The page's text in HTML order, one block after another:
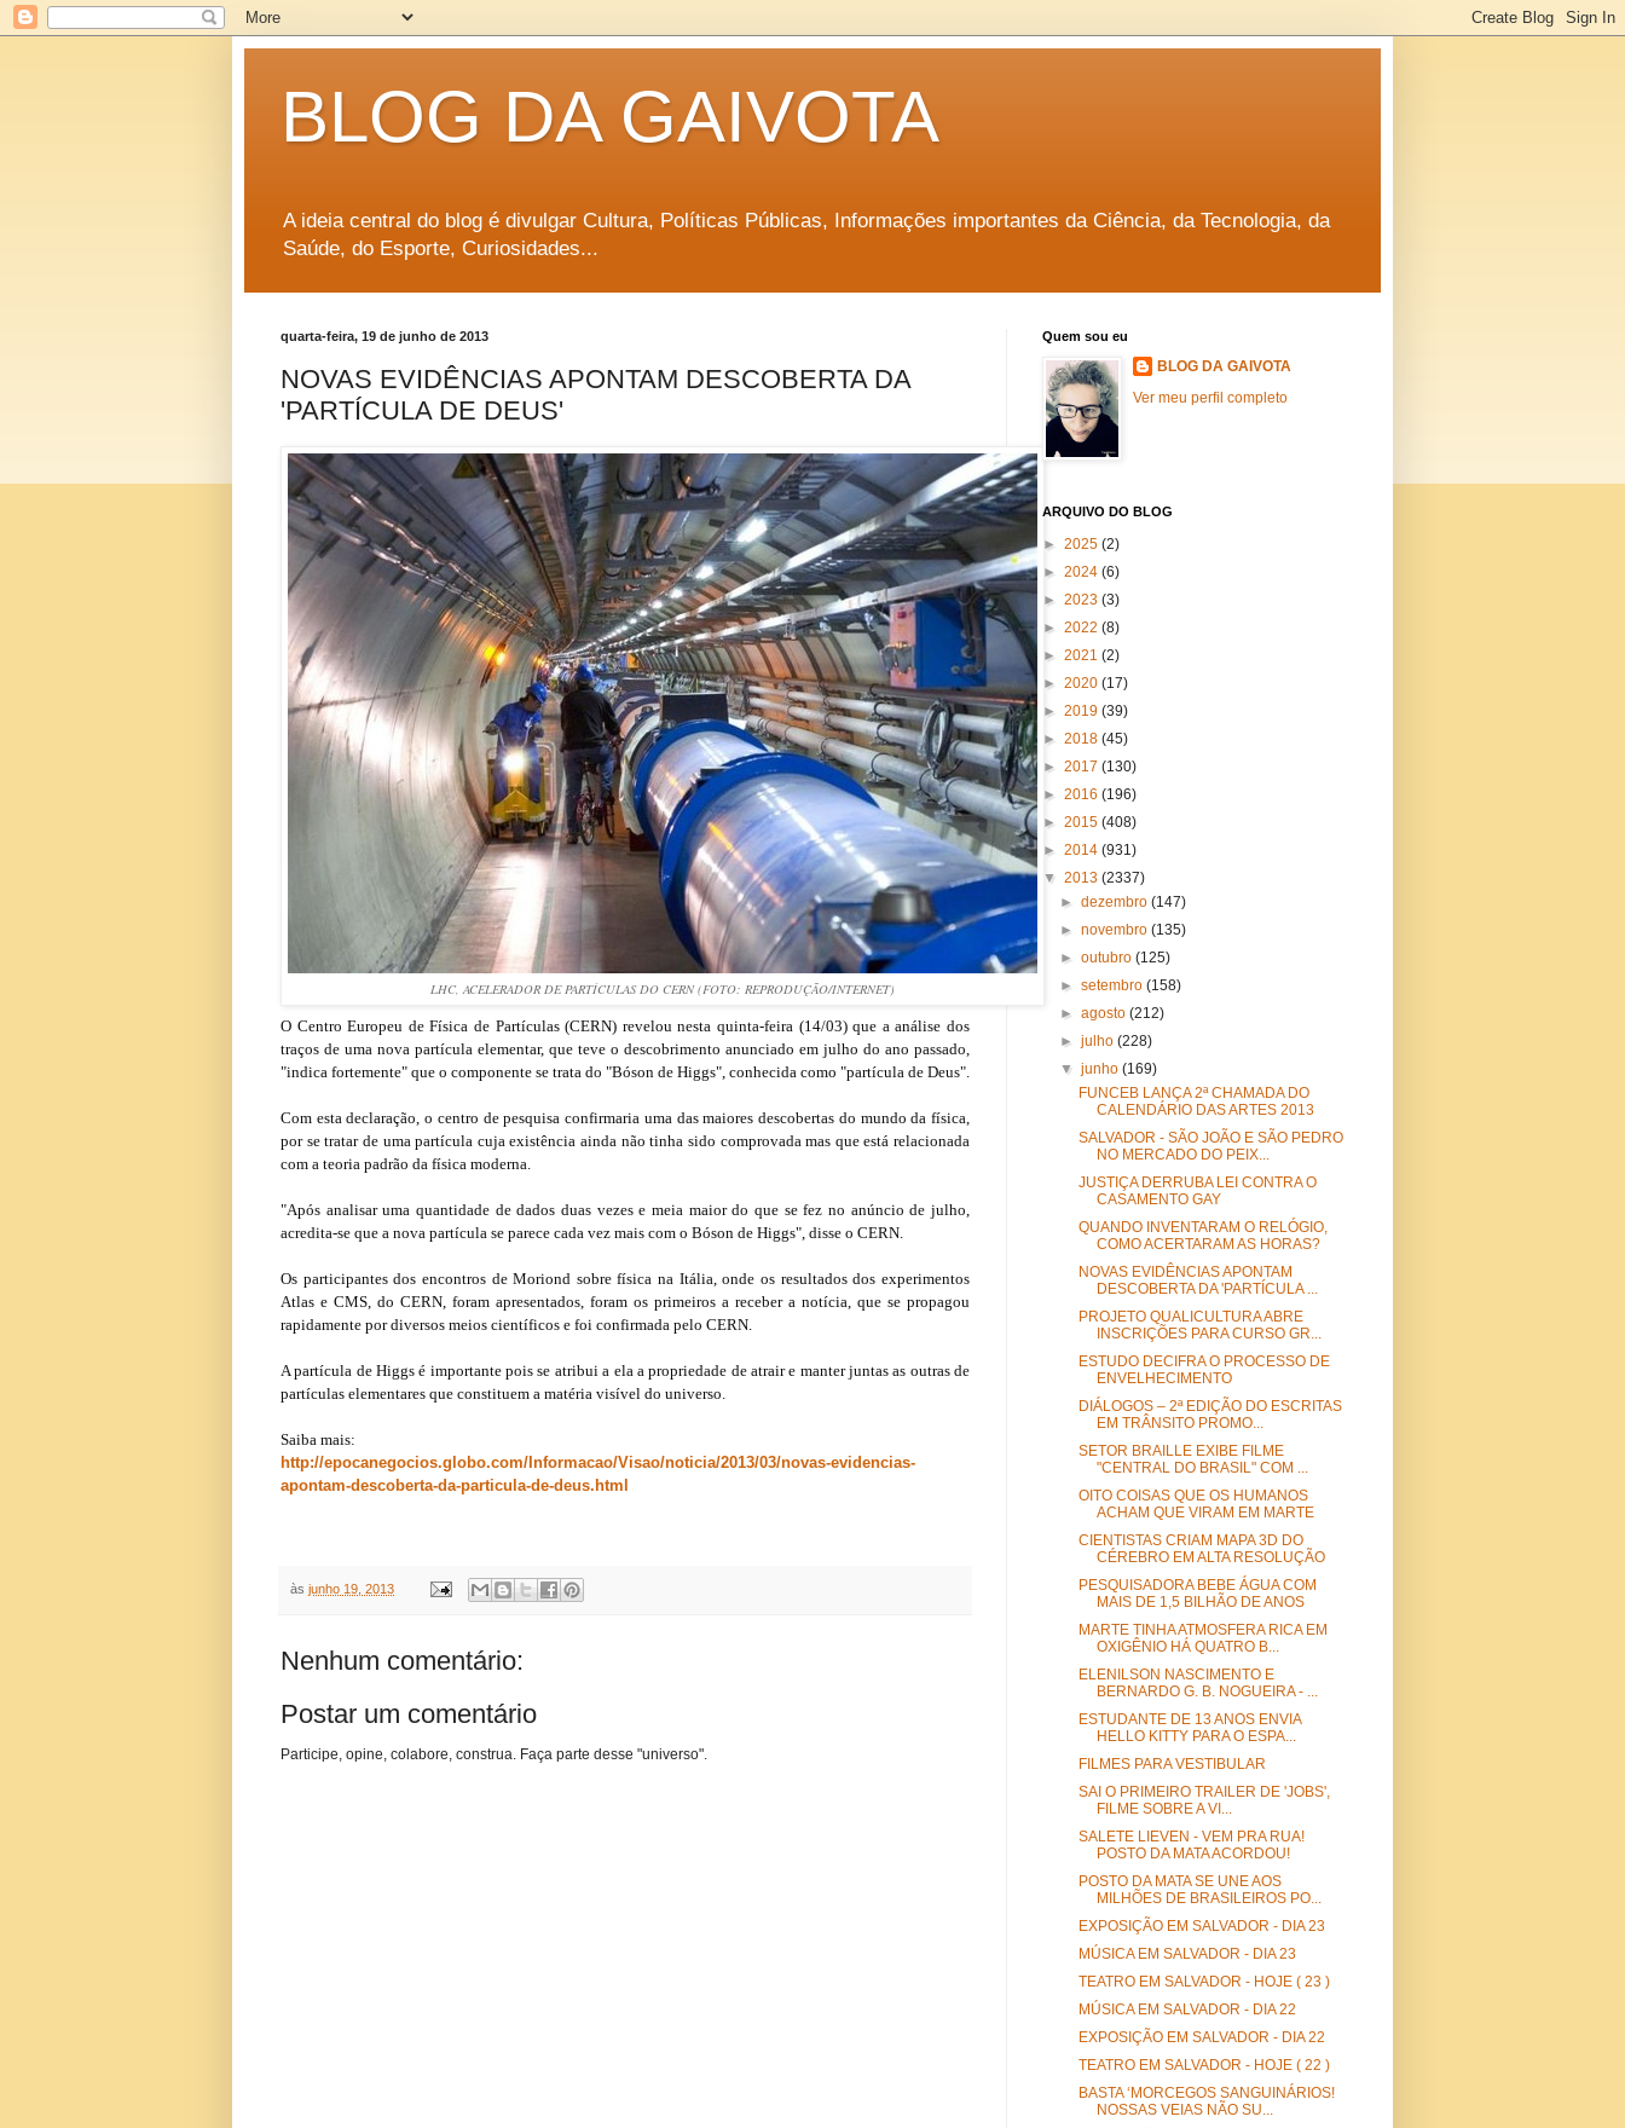
BLOG DA GAIVOTA
A ideia central do blog é divulgar Cultura, Políticas Públicas, Informações importantes da Ciência, da Tecnologia, da
Saúde, do Esporte, Curiosidades...
quarta-feira, 19 de junho de 2013
NOVAS EVIDÊNCIAS APONTAM DESCOBERTA DA
'PARTÍCULA DE DEUS'
LHC, ACELERADOR DE PARTÍCULAS DO CERN (FOTO: REPRODUÇÃO/INTERNET)
O Centro Europeu de Física de Partículas (CERN) revelou nesta quinta-feira (14/03) que a análise dos
traços de uma nova partícula elementar, que teve o descobrimento anunciado em julho do ano passado,
"indica fortemente" que o componente se trata do "Bóson de Higgs", conhecida como "partícula de Deus".
Com esta declaração, o centro de pesquisa confirmaria uma das maiores descobertas do mundo da física,
por se tratar de uma partícula cuja existência ainda não tinha sido comprovada mas que está relacionada
com a teoria padrão da física moderna.
"Após analisar uma quantidade de dados duas vezes e meia maior do que se fez no anúncio de julho,
acredita-se que a nova partícula se parece cada vez mais com o Bóson de Higgs", disse o CERN.
Os participantes dos encontros de Moriond sobre física na Itália, onde os resultados dos experimentos
Atlas e CMS, do CERN, foram apresentados, foram os primeiros a receber a notícia, que se propagou
rapidamente por diversos meios científicos e foi confirmada pelo CERN.
A partícula de Higgs é importante pois se atribui a ela a propriedade de atrair e manter juntas as outras de
partículas elementares que constituem a matéria visível do universo.
Saiba mais:
http://epocanegocios.globo.com/Informacao/Visao/noticia/2013/03/novas-evidencias-
apontam-descoberta-da-particula-de-deus.html
às junho 19, 2013
Nenhum comentário:
Postar um comentário
Participe, opine, colabore, construa. Faça parte desse "universo".
Quem sou eu
BLOG DA GAIVOTA
Ver meu perfil completo
ARQUIVO DO BLOG
► 2025 (2)
► 2024 (6)
► 2023 (3)
► 2022 (8)
► 2021 (2)
► 2020 (17)
► 2019 (39)
► 2018 (45)
► 2017 (130)
► 2016 (196)
► 2015 (408)
► 2014 (931)
▼ 2013 (2337)
►dezembro(147)
►novembro(135)
►outubro(125)
►setembro(158)
►agosto(212)
►julho(228)
▼junho(169)
FUNCEB LANÇA 2ª CHAMADA DO
CALENDÁRIO DAS ARTES 2013
SALVADOR - SÃO JOÃO E SÃO PEDRO
NO MERCADO DO PEIX...
JUSTIÇA DERRUBA LEI CONTRA O
CASAMENTO GAY
QUANDO INVENTARAM O RELÓGIO,
COMO ACERTARAM AS HORAS?
NOVAS EVIDÊNCIAS APONTAM
DESCOBERTA DA 'PARTÍCULA ...
PROJETO QUALICULTURA ABRE
INSCRIÇÕES PARA CURSO GR...
ESTUDO DECIFRA O PROCESSO DE
ENVELHECIMENTO
DIÁLOGOS – 2ª EDIÇÃO DO ESCRITAS
EM TRÂNSITO PROMO...
SETOR BRAILLE EXIBE FILME
"CENTRAL DO BRASIL" COM ...
OITO COISAS QUE OS HUMANOS
ACHAM QUE VIRAM EM MARTE
CIENTISTAS CRIAM MAPA 3D DO
CÉREBRO EM ALTA RESOLUÇÃO
PESQUISADORA BEBE ÁGUA COM
MAIS DE 1,5 BILHÃO DE ANOS
MARTE TINHA ATMOSFERA RICA EM
OXIGÊNIO HÁ QUATRO B...
ELENILSON NASCIMENTO E
BERNARDO G. B. NOGUEIRA - ...
ESTUDANTE DE 13 ANOS ENVIA
HELLO KITTY PARA O ESPA...
FILMES PARA VESTIBULAR
SAI O PRIMEIRO TRAILER DE 'JOBS',
FILME SOBRE A VI...
SALETE LIEVEN - VEM PRA RUA!
POSTO DA MATA ACORDOU!
POSTO DA MATA SE UNE AOS
MILHÕES DE BRASILEIROS PO...
EXPOSIÇÃO EM SALVADOR - DIA 23
MÚSICA EM SALVADOR - DIA 23
TEATRO EM SALVADOR - HOJE ( 23 )
MÚSICA EM SALVADOR - DIA 22
EXPOSIÇÃO EM SALVADOR - DIA 22
TEATRO EM SALVADOR - HOJE ( 22 )
BASTA ‘MORCEGOS SANGUINÁRIOS!
NOSSAS VEIAS NÃO SU...